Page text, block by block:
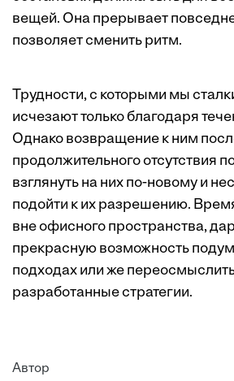
вещей. Она прерывает
позволяет сменить ритм.
Трудности, с которыми мы
исчезают только благодаря
Однако возвращение к ним
продолжительного отсутствия
взглянуть на них по-новому и
подойти к их разрешению.
вне офисного пространства,
прекрасную возможность
подходах или же
разработанные стратегии.
Автор